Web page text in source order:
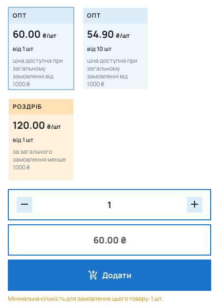
ОПТ
60.00 ₴/шт
від 1 шт
ціна доступна при
загальному
замовленні від
1000 ₴
ОПТ
54.90 ₴/шт
від 10 шт
ціна доступна при
загальному
замовленні від
1000 ₴
РОЗДРІБ
120.00 ₴/шт
від 1 шт
за загального
замовлення менше
1000 ₴
60.00 ₴
Додати
Мінімальна кількість для замовлення цього товару: 1 шт.